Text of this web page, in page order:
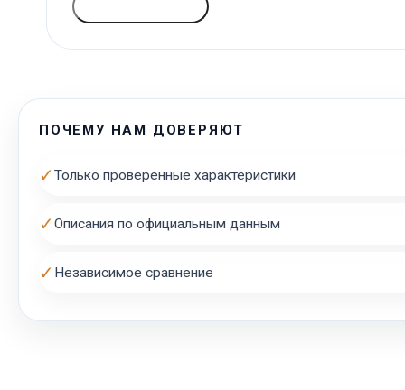
ПОЧЕМУ НАМ ДОВЕРЯЮТ
✓Только проверенные характеристики
✓Описания по официальным данным
✓ Независимое сравнение